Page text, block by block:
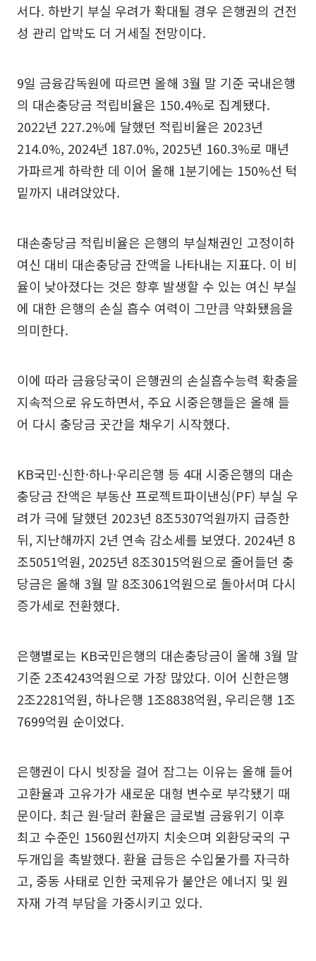
서다. 하반기 부실 우려가 확대될 경우 은행권의 건전
성 관리 압박도 더 거세질 전망이다.
9일 금융감독원에 따르면 올해 3월 말 기준 국내은행
의 대손충당금 적립비율은 150.4%로 집계됐다.
2022년 227.2%에 달했던 적립비율은 2023년
214.0%, 2024년 187.0%, 2025년 160.3%로 매년
가파르게 하락한 데 이어 올해 1분기에는 150%선 턱
밑까지 내려앉았다.
대손충당금 적립비율은 은행의 부실채권인 고정이하
여신 대비 대손충당금 잔액을 나타내는 지표다. 이 비
율이 낮아졌다는 것은 향후 발생할 수 있는 여신 부실
에 대한 은행의 손실 흡수 여력이 그만큼 약화됐음을
의미한다.
이에 따라 금융당국이 은행권의 손실흡수능력 확충을
지속적으로 유도하면서, 주요 시중은행들은 올해 들
어 다시 충당금 곳간을 채우기 시작했다.
KB국민·신한·하나·우리은행 등 4대 시중은행의 대손
충당금 잔액은 부동산 프로젝트파이낸싱(PF) 부실 우
려가 극에 달했던 2023년 8조5307억원까지 급증한
뒤, 지난해까지 2년 연속 감소세를 보였다. 2024년 8
조5051억원, 2025년 8조3015억원으로 줄어들던 충
당금은 올해 3월 말 8조3061억원으로 돌아서며 다시
증가세로 전환했다.
은행별로는 KB국민은행의 대손충당금이 올해 3월 말
기준 2조4243억원으로 가장 많았다. 이어 신한은행
2조2281억원, 하나은행 1조8838억원, 우리은행 1조
7699억원 순이었다.
은행권이 다시 빗장을 걸어 잠그는 이유는 올해 들어
고환율과 고유가가 새로운 대형 변수로 부각됐기 때
문이다. 최근 원·달러 환율은 글로벌 금융위기 이후
최고 수준인 1560원선까지 치솟으며 외환당국의 구
두개입을 촉발했다. 환율 급등은 수입물가를 자극하
고, 중동 사태로 인한 국제유가 불안은 에너지 및 원
자재 가격 부담을 가중시키고 있다.